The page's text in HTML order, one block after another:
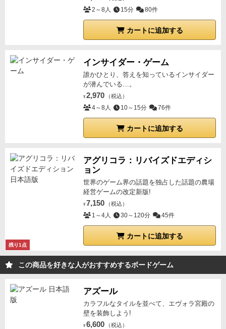
2～8人 15分 80件
カートに追加する
インサイダー・ゲーム
誰かひとり、答えを知っているインサイダー
が潜んでいる…。
¥ 2,970 （税込）
4～8人 10～15分 76件
カートに追加する
残り1点
アグリコラ：リバイズドエディシ
ョン
世界のゲーム界の話題を独占した話題の農場
経営ゲームの改定新版!
¥ 7,150 （税込）
1～4人 30～120分 45件
カートに追加する
この商品を好きな人がおすすめするボードゲーム
アズール
カラフルなタイルを並べて、エヴォラ宮殿の
壁を装飾しよう!
¥ 6,600 （税込）